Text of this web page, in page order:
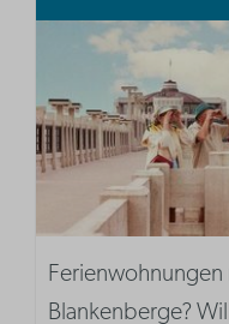
Blankenberge?